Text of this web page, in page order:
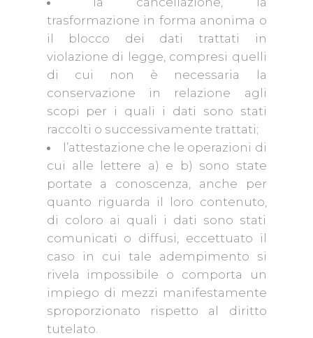
trasformazione in forma anonima o
il blocco dei dati trattati in
violazione di legge, compresi quelli
di cui non è necessaria la
conservazione in relazione agli
scopi per i quali i dati sono stati
raccolti o successivamente trattati;
l’attestazione che le operazioni di
cui alle lettere a) e b) sono state
portate a conoscenza, anche per
quanto riguarda il loro contenuto,
di coloro ai quali i dati sono stati
comunicati o diffusi, eccettuato il
caso in cui tale adempimento si
rivela impossibile o comporta un
impiego di mezzi manifestamente
sproporzionato rispetto al diritto
tutelato.